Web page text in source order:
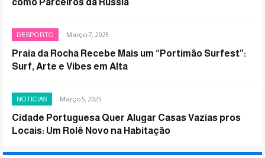
DESPORTO Março 7, 2025
Praia da Rocha Recebe Mais um “Portimão Surfest”:
Surf, Arte e Vibes em Alta
NOTÍCIAS Março 5, 2025
Cidade Portuguesa Quer Alugar Casas Vazias pros
Locais: Um Rolê Novo na Habitação